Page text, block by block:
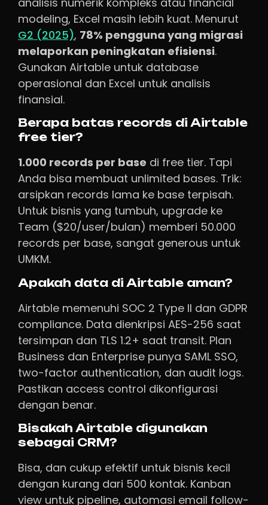
modeling, Excel masih lebih kuat. Menurut
G2 (2025), 78% pengguna yang migrasi
melaporkan peningkatan efisiensi.
Gunakan Airtable untuk database
operasional dan Excel untuk analisis
finansial.
Berapa batas records di Airtable
free tier?
1.000 records per base di free tier. Tapi
Anda bisa membuat unlimited bases. Trik:
arsipkan records lama ke base terpisah.
Untuk bisnis yang tumbuh, upgrade ke
Team ($20/user/bulan) memberi 50.000
records per base, sangat generous untuk
UMKM.
Apakah data di Airtable aman?
Airtable memenuhi SOC 2 Type II dan GDPR
compliance. Data dienkripsi AES-256 saat
tersimpan dan TLS 1.2+ saat transit. Plan
Business dan Enterprise punya SAML SSO,
two-factor authentication, dan audit logs.
Pastikan access control dikonfigurasi
dengan benar.
Bisakah Airtable digunakan
sebagai CRM?
Bisa, dan cukup efektif untuk bisnis kecil
dengan kurang dari 500 kontak. Kanban
view untuk pipeline, automasi email follow-